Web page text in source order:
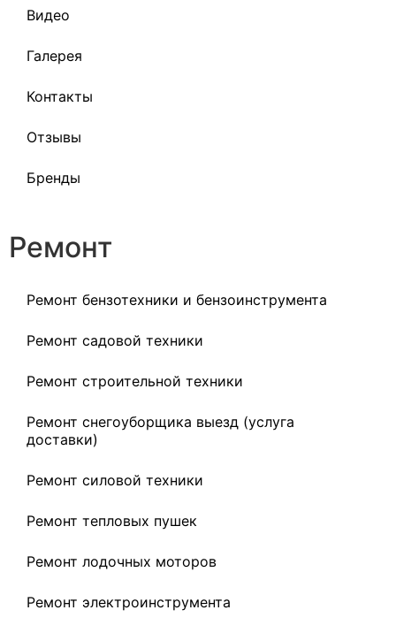
Видео
Галерея
Контакты
Отзывы
Бренды
Ремонт
Ремонт бензотехники и бензоинструмента
Ремонт садовой техники
Ремонт строительной техники
Ремонт снегоуборщика выезд (услуга
доставки)
Ремонт силовой техники
Ремонт тепловых пушек
Ремонт лодочных моторов
Ремонт электроинструмента